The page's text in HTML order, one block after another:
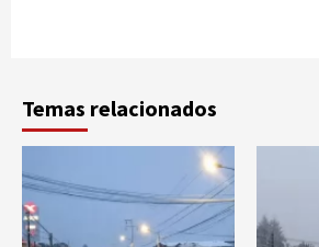
Temas relacionados